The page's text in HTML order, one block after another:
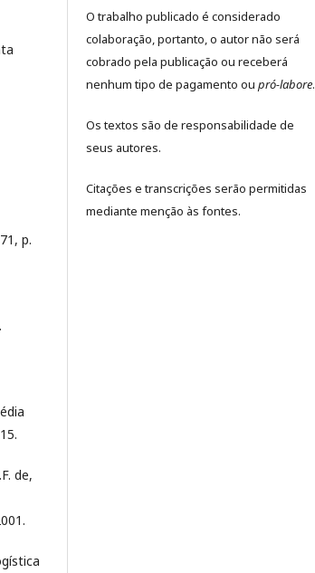
p.
de,
O trabalho publicado é considerado
colaboração, portanto, o autor não será
cobrado pela publicação ou receberá
nenhum tipo de pagamento ou pró-labore.
Os textos são de responsabilidade de
seus autores.
Citações e transcrições serão permitidas
mediante menção às fontes.